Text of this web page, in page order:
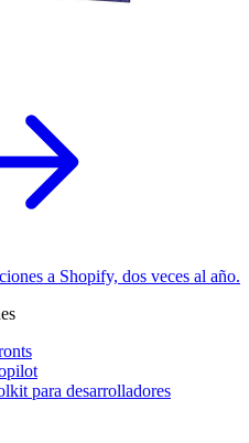
a Shopify, dos veces al año.
para desarrolladores